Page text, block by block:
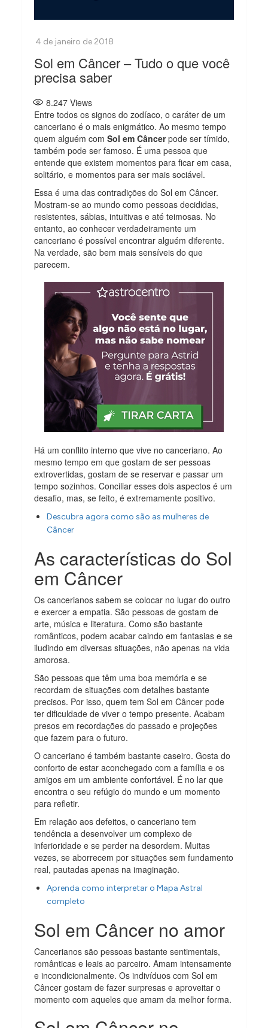
Sol em Câncer – Tudo o que você
precisa saber
8.247 Views
Entre todos os signos do zodíaco, o caráter de um
canceriano é o mais enigmático. Ao mesmo tempo
quem alguém com Sol em Câncerpode ser tímido,
também pode ser famoso. É uma pessoa que
entende que existem momentos para ficar em casa,
solitário, e momentos para ser mais sociável.
Essa é uma das contradições do Sol em Câncer.
Mostram-se ao mundo como pessoas decididas,
resistentes, sábias, intuitivas e até teimosas. No
entanto, ao conhecer verdadeiramente um
canceriano é possível encontrar alguém diferente.
Na verdade, são bem mais sensíveis do que
parecem.
Há um conflito interno que vive no canceriano. Ao
mesmo tempo em que gostam de ser pessoas
extrovertidas, gostam de se reservar e passar um
tempo sozinhos. Conciliar esses dois aspectos é um
desafio, mas, se feito, é extremamente positivo.
Descubra agora como são as mulheres de
Câncer
As características do Sol
em Câncer
Os cancerianos sabem se colocar no lugar do outro
e exercer a empatia. São pessoas de gostam de
arte, música e literatura. Como são bastante
românticos, podem acabar caindo em fantasias e se
iludindo em diversas situações, não apenas na vida
amorosa.
São pessoas que têm uma boa memória e se
recordam de situações com detalhes bastante
precisos. Por isso, quem tem Sol em Câncer pode
ter dificuldade de viver o tempo presente. Acabam
presos em recordações do passado e projeções
que fazem para o futuro.
O canceriano é também bastante caseiro. Gosta do
conforto de estar aconchegado com a família e os
amigos em um ambiente confortável. É no lar que
encontra o seu refúgio do mundo e um momento
para refletir.
Em relação aos defeitos, o canceriano tem
tendência a desenvolver um complexo de
inferioridade e se perder na desordem. Muitas
vezes, se aborrecem por situações sem fundamento
real, pautadas apenas na imaginação.
Aprenda como interpretar o Mapa Astral
completo
Sol em Câncer no amor
Cancerianos são pessoas bastante sentimentais,
românticas e leais ao parceiro. Amam intensamente
e incondicionalmente. Os indivíduos com Sol em
Câncer gostam de fazer surpresas e aproveitar o
momento com aqueles que amam da melhor forma.